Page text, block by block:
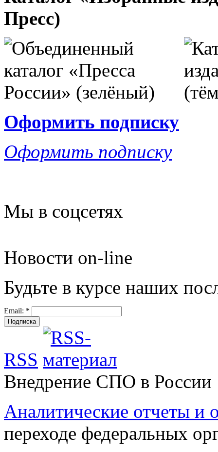
Пресс)
Оформить подписку
Оформить подписку
Мы в соцсетях
Новости on-line
Будьте в курсе наших
Email: *
RSS
Внедрение СПО в России
Аналитические отчеты и
переходе федеральных